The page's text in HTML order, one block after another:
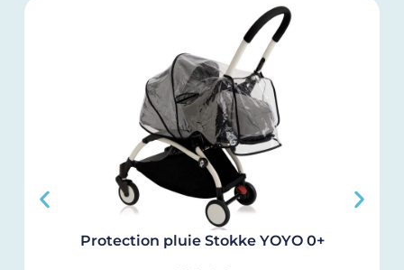
Protection pluie Stokke YOYO 0+